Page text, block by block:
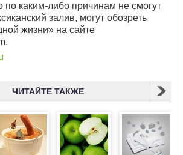
по каким-либо причинам не смогут
залив, могут обозреть
жизни» на сайте
ЧИТАЙТЕ ТАКЖЕ